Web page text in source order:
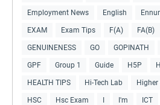
Employment News English
EXAM Exam Tips F(A) FA(B)
GENUINENESS GO GOPINATH
GPF Group 1 Guide H5P
HEALTH TIPS Hi-Tech Lab
HSC Hsc Exam I'm ICT